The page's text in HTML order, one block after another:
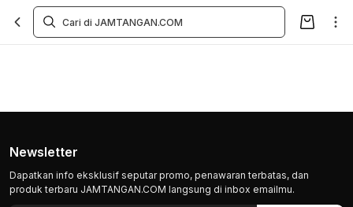
Newsletter
Dapatkan info eksklusif seputar promo, penawaran terbatas, dan
produk terbaru JAMTANGAN.COM langsung di inbox emailmu.